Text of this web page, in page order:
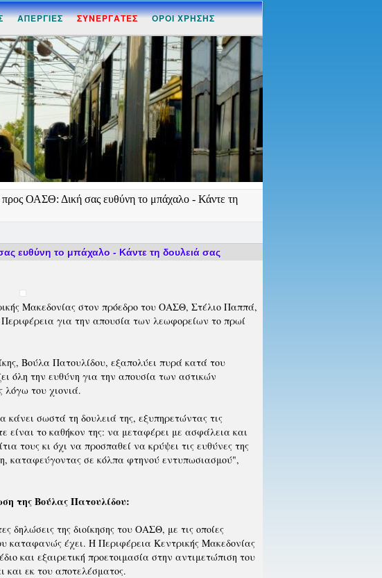
ΑΠΕΡΓΙΕΣ ΣΥΝΕΡΓΑΤΕΣ ΟΡΟΙ ΧΡΗΣΗΣ
ΟΑΣΘ: Δική σας ευθύνη το μπάχαλο - Κάντε τη
ευθύνη το μπάχαλο - Κάντε τη δουλειά σας
Μακεδονίας στον πρόεδρο του ΟΑΣΘ, Στέλιο Παππά,
για την απουσία των λεωφορείων το πρωί
Βούλα Πατουλίδου, εξαπολύει πυρά κατά του
όλη την ευθύνη για την απουσία των αστικών
λόγω του χιονιά.
σωστά τη δουλειά της, εξυπηρετώντας τις
το καθήκον της: να μεταφέρει με ασφάλεια και
τους κι όχι να προσπαθεί να κρύψει τις ευθύνες της
καταφεύγοντας σε κόλπα φτηνού εντυπωσιασμού",
της Βούλας Πατουλίδου:
δηλώσεις της διοίκησης του ΟΑΣΘ, με τις οποίες
καταφανώς έχει. Η Περιφέρεια Κεντρικής Μακεδονίας
και εξαιρετική προετοιμασία στην αντιμετώπιση του
και εκ του αποτελέσματος.